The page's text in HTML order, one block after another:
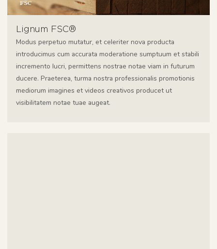
Lignum FSC®
Modus perpetuo mutatur, et celeriter nova producta
introducimus cum accurata moderatione sumptuum et stabili
incremento lucri, permittens nostrae notae viam in futurum
ducere. Praeterea, turma nostra professionalis promotionis
mediorum imagines et videos creativos producet ut
visibilitatem notae tuae augeat.